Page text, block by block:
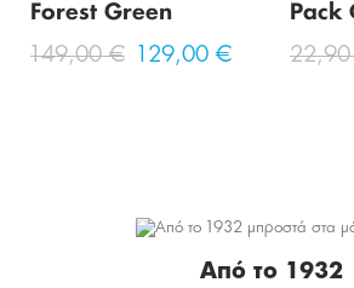
Forest Green
149,00 € 129,00 €
Pack
Από το 1932